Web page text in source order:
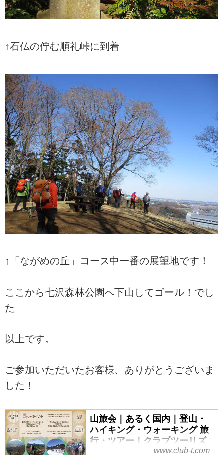
↑石仏の佇む順礼峠に到着
↑「ながめの丘」コース中一番の展望地です！
ここから七沢森林公園へ下山してゴール！でし
た
以上です。
ご参加いただいたお客様、ありがとうございま
した！
山旅会｜あるく国内｜登山・
ハイキング・ウォーキング 旅
行・ツアー｜クラブツーリズ
www.club-t.com